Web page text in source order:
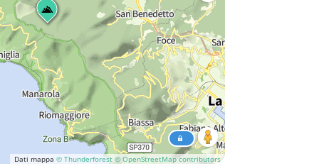
Dati mappa © Thunderforest © OpenStreetMap contributors